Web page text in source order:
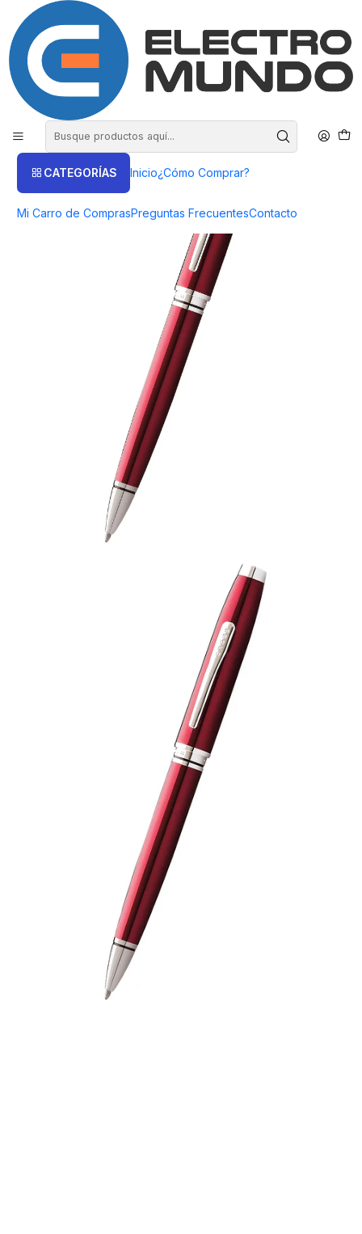
CATEGORÍAS Inicio¿Cómo Comprar?
Mi Carro de ComprasPreguntas FrecuentesContacto
COMPRA HASTA EN 3 CUOTAS SIN INTERES
Inicio Lapicera/Bolígrafos
Lapicera Bolígrafo Cross Coventry Red Lacquer